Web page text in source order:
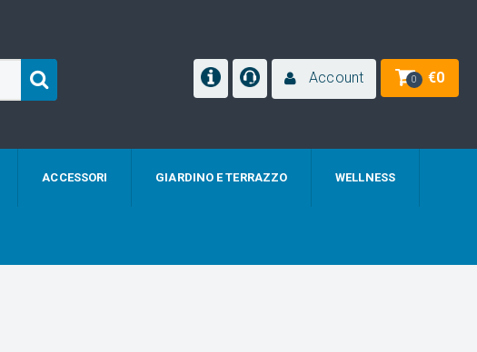
Account 0 €0
ACCESSORI GIARDINO E TERRAZZO WELLNESS